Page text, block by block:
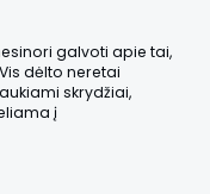
galvoti apie tai,
dėlto neretai
skrydžiai,
į